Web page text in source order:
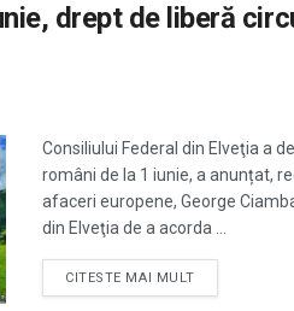
drept de liberă
Consiliului Federal din Elveţia a
români de la 1 iunie, a anunțat,
afaceri europene, George
din Elveţia de a acorda ...
CITESTE MAI MULT